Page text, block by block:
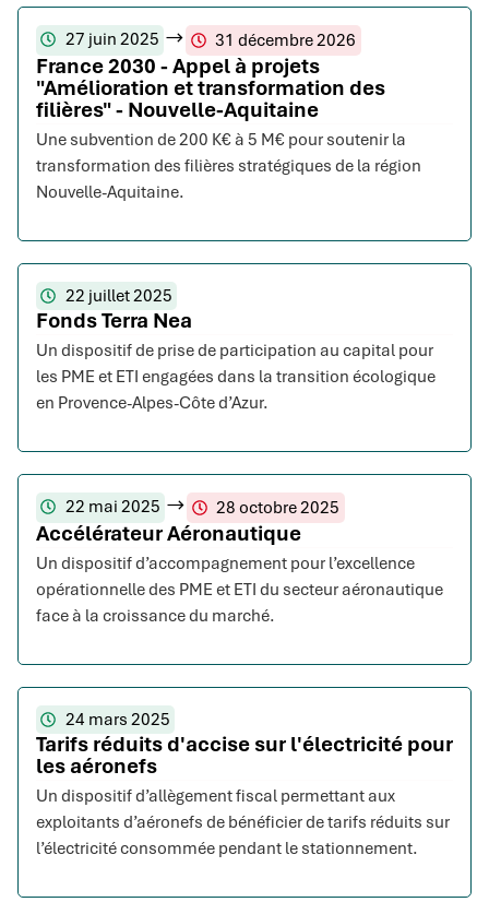
27 juin 2025 31 décembre 2026
France 2030 - Appel à projets
"Amélioration et transformation des
filières" - Nouvelle-Aquitaine
Une subvention de 200 K€ à 5 M€ pour soutenir la
transformation des filières stratégiques de la région
Nouvelle-Aquitaine.
22 juillet 2025
Fonds Terra Nea
Un dispositif de prise de participation au capital pour
les PME et ETI engagées dans la transition écologique
en Provence-Alpes-Côte d’Azur.
22 mai 2025 28 octobre 2025
Accélérateur Aéronautique
Un dispositif d’accompagnement pour l’excellence
opérationnelle des PME et ETI du secteur aéronautique
face à la croissance du marché.
24 mars 2025
Tarifs réduits d'accise sur l'électricité pour
les aéronefs
Un dispositif d’allègement fiscal permettant aux
exploitants d’aéronefs de bénéficier de tarifs réduits sur
l’électricité consommée pendant le stationnement.